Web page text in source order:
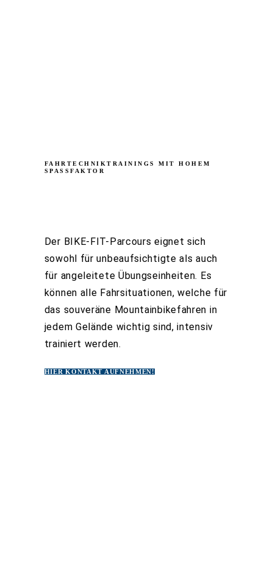
FAHRTECHNIKTRAININGS MIT HOHEM
SPASSFAKTOR
Der BIKE-FIT-Parcours eignet sich
sowohl für unbeaufsichtigte als auch
für angeleitete Übungseinheiten. Es
können alle Fahrsituationen, welche für
das souveräne Mountainbikefahren in
jedem Gelände wichtig sind, intensiv
trainiert werden.
HIER KONTAKT AUFNEHMEN!